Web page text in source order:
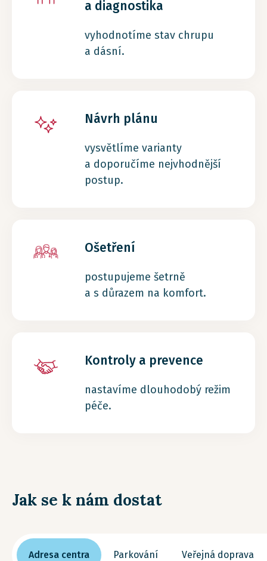
a diagnostika
vyhodnotíme stav chrupu
a dásní.
Návrh plánu
vysvětlíme varianty
a doporučíme nejvhodnější
postup.
Ošetření
postupujeme šetrně
a s důrazem na komfort.
Kontroly a prevence
nastavíme dlouhodobý režim
péče.
Jak se k nám dostat
Adresa centra Parkování Veřejná doprava